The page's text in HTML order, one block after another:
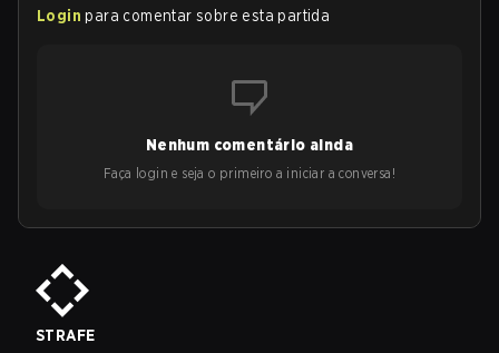
Login para comentar sobre esta partida
Nenhum comentário ainda
Faça login e seja o primeiro a iniciar a conversa!
STRAFE